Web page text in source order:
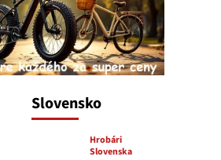
Slovensko
Hrobári
Slovenska